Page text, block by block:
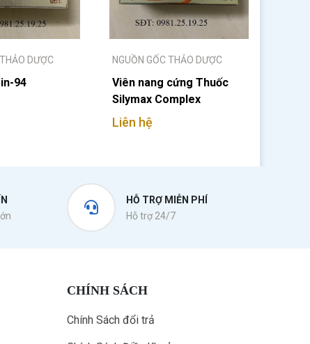
DƯỢC
94
NGUỒN GỐC THẢO DƯỢC
Viên nang cứng Thuốc
Silymax Complex
Liên hệ
HỖ TRỢ MIỄN PHÍ
Hỗ trợ 24/7
CHÍNH SÁCH
Chính Sách đổi trả